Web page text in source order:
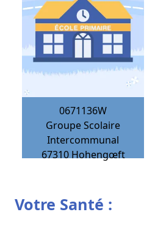
0671136W
Groupe Scolaire
Intercommunal
67310 Hohengœft
Votre Santé :